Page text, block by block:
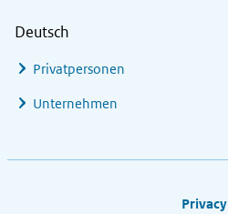
Deutsch
Privatpersonen
Unternehmen
Privacy